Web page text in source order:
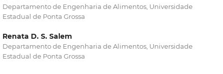
Departamento de Engenharia de Alimentos, Universidade
Estadual de Ponta Grossa
Renata D. S. Salem
Departamento de Engenharia de Alimentos, Universidade
Estadual de Ponta Grossa